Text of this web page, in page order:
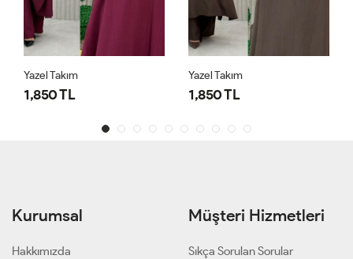
Yazel Takım
1,850 TL
Yazel Takım
1,850 TL
Kurumsal
Hakkımızda
Müşteri Hizmetleri
Sıkça Sorulan Sorular